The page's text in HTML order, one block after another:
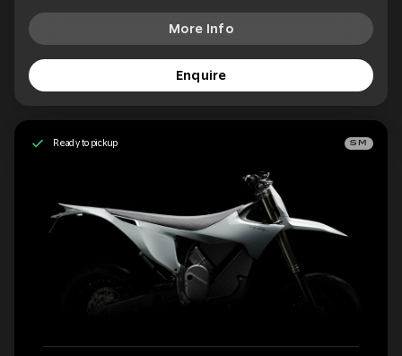
More Info
Enquire
Ready to pickup SM